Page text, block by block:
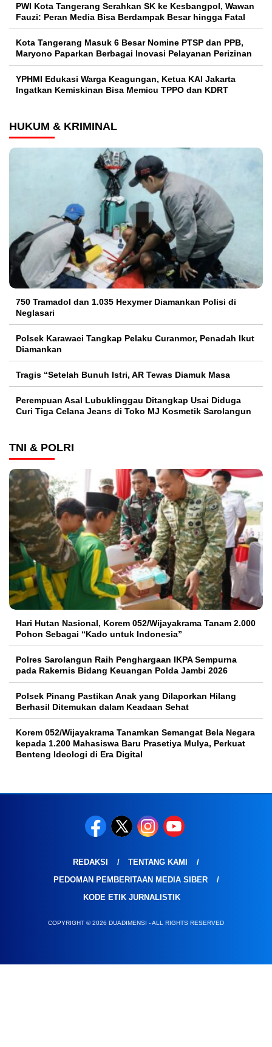
PWI Kota Tangerang Serahkan SK ke Kesbangpol, Wawan
Fauzi: Peran Media Bisa Berdampak Besar hingga Fatal
Kota Tangerang Masuk 6 Besar Nomine PTSP dan PPB,
Maryono Paparkan Berbagai Inovasi Pelayanan Perizinan
YPHMI Edukasi Warga Keagungan, Ketua KAI Jakarta
Ingatkan Kemiskinan Bisa Memicu TPPO dan KDRT
HUKUM & KRIMINAL
750 Tramadol dan 1.035 Hexymer Diamankan Polisi di
Neglasari
Polsek Karawaci Tangkap Pelaku Curanmor, Penadah Ikut
Diamankan
Tragis “Setelah Bunuh Istri, AR Tewas Diamuk Masa
Perempuan Asal Lubuklinggau Ditangkap Usai Diduga
Curi Tiga Celana Jeans di Toko MJ Kosmetik Sarolangun
TNI & POLRI
Hari Hutan Nasional, Korem 052/Wijayakrama Tanam 2.000
Pohon Sebagai “Kado untuk Indonesia”
Polres Sarolangun Raih Penghargaan IKPA Sempurna
pada Rakernis Bidang Keuangan Polda Jambi 2026
Polsek Pinang Pastikan Anak yang Dilaporkan Hilang
Berhasil Ditemukan dalam Keadaan Sehat
Korem 052/Wijayakrama Tanamkan Semangat Bela Negara
kepada 1.200 Mahasiswa Baru Prasetiya Mulya, Perkuat
Benteng Ideologi di Era Digital
REDAKSI
TENTANG KAMI
PEDOMAN PEMBERITAAN MEDIA SIBER
KODE ETIK JURNALISTIK
COPYRIGHT © 2026 DUADIMENSI - ALL RIGHTS RESERVED